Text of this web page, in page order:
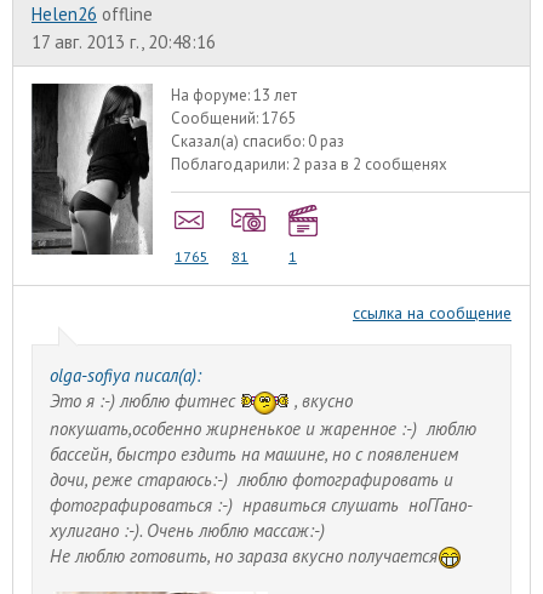
Helen26 offline
17 авг. 2013 г., 20:48:16
На форуме:13 лет
Сообщений:1765
Сказал(а) спасибо: 0 раз
Поблагодарили: 2 раза в 2 сообщенях
1765 81 1
ссылка на сообщение
olga-sofiya писал(а):
Это я :-) люблю фитнес
, вкусно
покушать,особенно жирненькое и жаренное :-) люблю
бассейн, быстро ездить на машине, но с появлением
дочи, реже стараюсь:-) люблю фотографировать и
фотографироваться :-) нравиться слушать ноГГано-
хулигано :-). Очень люблю массаж:-)
Не люблю готовить, но зараза вкусно получается